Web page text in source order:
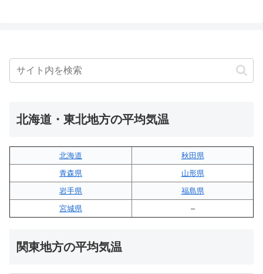
北海道・東北地方の平均気温
北海道
秋田県
青森県
山形県
岩手県
福島県
宮城県
–
関東地方の平均気温